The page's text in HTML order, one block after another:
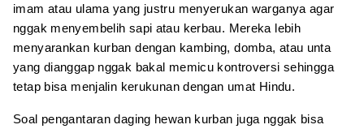
imam atau ulama yang justru menyerukan warganya agar
nggak menyembelih sapi atau kerbau. Mereka lebih
menyarankan kurban dengan kambing, domba, atau unta
yang dianggap nggak bakal memicu kontroversi sehingga
tetap bisa menjalin kerukunan dengan umat Hindu.
Soal pengantaran daging hewan kurban juga nggak bisa